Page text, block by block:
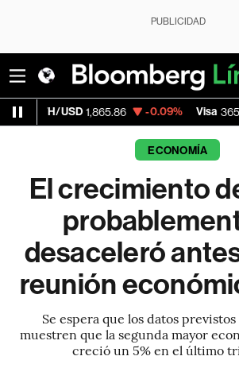
PUBLICIDAD
1,865.86 -0.09% Visa 365.67 -0.13%
ECONOMÍA
El crecimiento
desaceleró
reunión
Se espera que los datos
muestren que la segunda mayor
creció un 5% en el último